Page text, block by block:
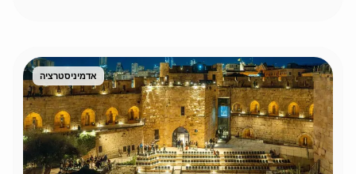
אדמיניסטרציה